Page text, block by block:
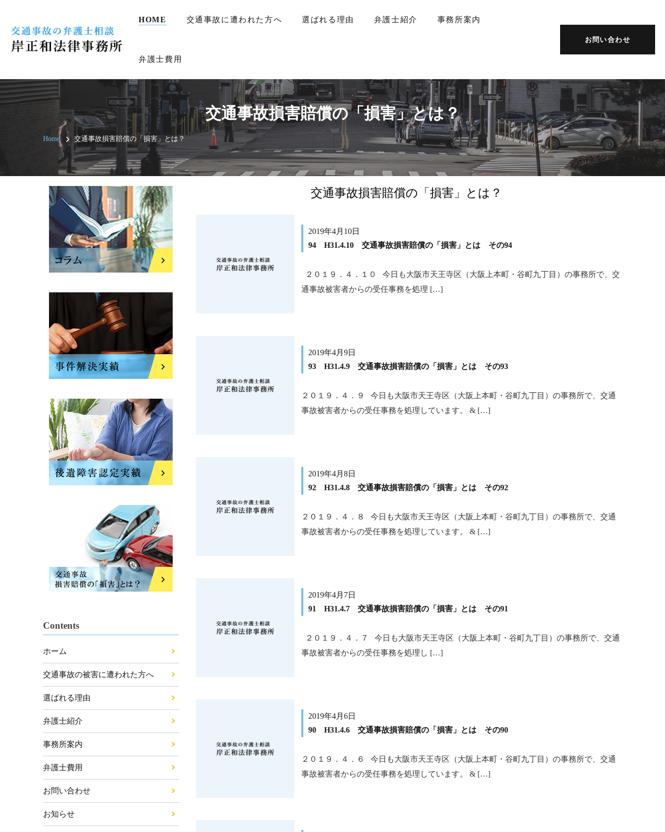
HOME 交通事故に遭われた方へ 選ばれる理由 弁護士紹介 事務所案内
弁護士費用
お問い合わせ
交通事故損害賠償の「損害」とは？
Home 交通事故損害賠償の「損害」とは？
交通事故損害賠償の「損害」とは？
2019年4月10日
94 H31.4.10 交通事故損害賠償の「損害」とは その94
２０１９．４．１０ 今日も大阪市天王寺区（大阪上本町・谷町九丁目）の事務所で、交
通事故被害者からの受任事務を処理 […]
2019年4月9日
93 H31.4.9 交通事故損害賠償の「損害」とは その93
２０１９．４．９ 今日も大阪市天王寺区（大阪上本町・谷町九丁目）の事務所で、交通
事故被害者からの受任事務を処理しています。 & […]
2019年4月8日
92 H31.4.8 交通事故損害賠償の「損害」とは その92
２０１９．４．８ 今日も大阪市天王寺区（大阪上本町・谷町九丁目）の事務所で、交通
事故被害者からの受任事務を処理しています。 & […]
2019年4月7日
91 H31.4.7 交通事故損害賠償の「損害」とは その91
２０１９．４．７ 今日も大阪市天王寺区（大阪上本町・谷町九丁目）の事務所で、交通
事故被害者からの受任事務を処理し […]
2019年4月6日
90 H31.4.6 交通事故損害賠償の「損害」とは その90
２０１９．４．６ 今日も大阪市天王寺区（大阪上本町・谷町九丁目）の事務所で、交通
事故被害者からの受任事務を処理しています。 & […]
Contents
ホーム
交通事故の被害に遭われた方へ
選ばれる理由
弁護士紹介
事務所案内
弁護士費用
お問い合わせ
お知らせ